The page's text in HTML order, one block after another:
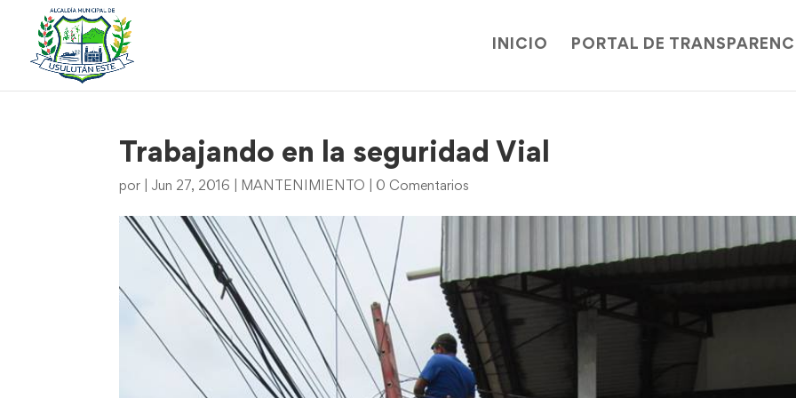
INICIO PORTAL DE
Trabajando en la seguridad Vial
por Jun 27, 2016 MANTENIMIENTO 0 Comentarios